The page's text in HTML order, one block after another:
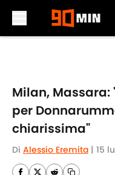
Milan,
per
chiarissima"
Di Alessio Eremita | 15